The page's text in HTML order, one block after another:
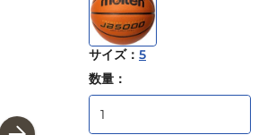
サイズ： 5
数量：